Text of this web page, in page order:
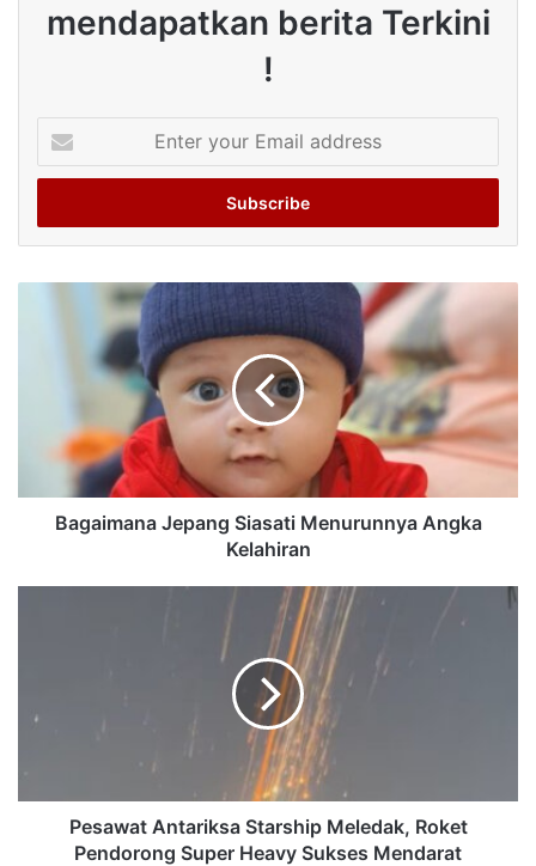
mendapatkan berita Terkini
!
your
Email
Bagaimana Jepang Siasati Menurunnya Angka
Kelahiran
Pesawat Antariksa Starship Meledak, Roket
Pendorong Super Heavy Sukses Mendarat